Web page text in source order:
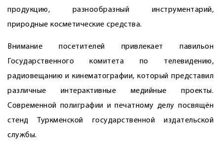
продукцию, разнообразный инструментарий,
природные косметические средства.
Внимание посетителей привлекает павильон
Государственного комитета по телевидению,
радиовещанию и кинематографии, который представил
различные интерактивные медийные проекты.
Современной полиграфии и печатному делу посвящён
стенд Туркменской государственной издательской
службы.